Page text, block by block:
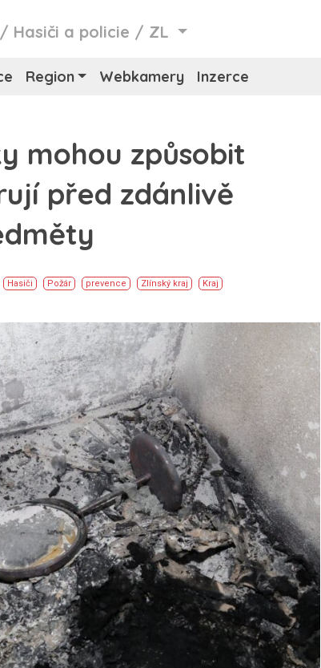
/ Hasiči a policie / ZL
Region Webkamery Inzerce
mohou způsobit
před zdánlivě
Hasiči Požár prevence Zlínský kraj Kraj